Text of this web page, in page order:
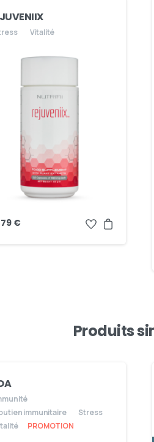
Vitalité
€
Produits
immunitaire
Stress
PROMOTION